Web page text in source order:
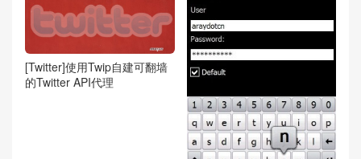
[Twitter]使用Twip自建可翻墙
的Twitter API代理